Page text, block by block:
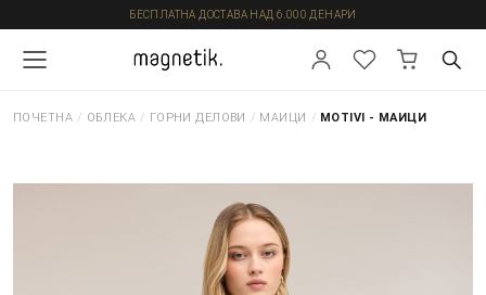
БЕСПЛАТНА ДОСТАВА НАД 6.000 ДЕНАРИ
ПОЧЕТНА / ОБЛЕКА / ГОРНИ ДЕЛОВИ / МАИЦИ / MOTIVI - МАИЦИ